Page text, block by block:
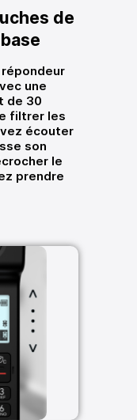
de
une
de 30
filtrer les
écouter
son
le
prendre